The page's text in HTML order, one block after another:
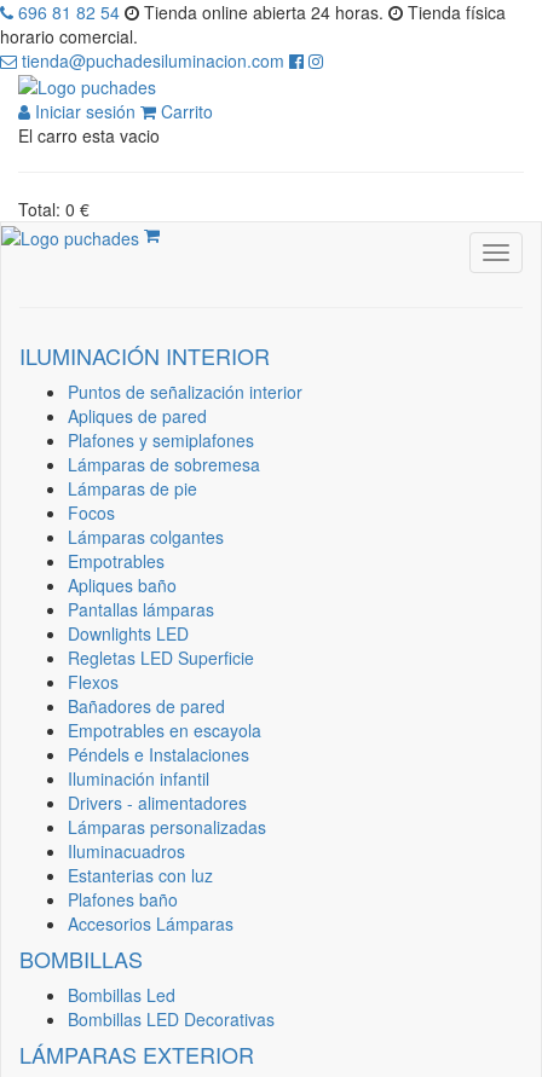
696 81 82 54 Tienda online abierta 24 horas.
Tienda física
horario comercial.
tienda@puchadesiluminacion.com
Iniciar sesión
Carrito
El carro esta vacio
Total: 0 €
ILUMINACIÓN INTERIOR
Puntos de señalización interior
Apliques de pared
Plafones y semiplafones
Lámparas de sobremesa
Lámparas de pie
Focos
Lámparas colgantes
Empotrables
Apliques baño
Pantallas lámparas
Downlights LED
Regletas LED Superficie
Flexos
Bañadores de pared
Empotrables en escayola
Péndels e Instalaciones
Iluminación infantil
Drivers - alimentadores
Lámparas personalizadas
Iluminacuadros
Estanterias con luz
Plafones baño
Accesorios Lámparas
BOMBILLAS
Bombillas Led
Bombillas LED Decorativas
LÁMPARAS EXTERIOR